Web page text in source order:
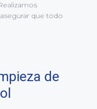
que todo
de